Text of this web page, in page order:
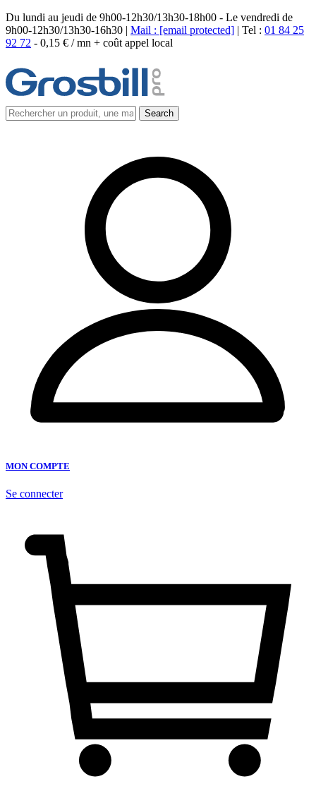
Du lundi au jeudi de 9h00-12h30/13h30-18h00 - Le vendredi de
9h00-12h30/13h30-16h30 | Mail : [email protected] | Tel : 01 84 25
92 72 - 0,15 € / mn + coût appel local
MON COMPTE
Se connecter